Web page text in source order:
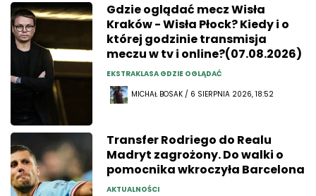
Gdzie oglądać mecz Wisła
Kraków - Wisła Płock? Kiedy i o
której godzinie transmisja
meczu w tv i online?(07.08.2026)
EKSTRAKLASA GDZIE OGLĄDAĆ
MICHAŁ BOSAK / 6 SIERPNIA 2026, 18:52
Transfer Rodriego do Realu
Madryt zagrożony. Do walki o
pomocnika wkroczyła Barcelona
AKTUALNOŚCI